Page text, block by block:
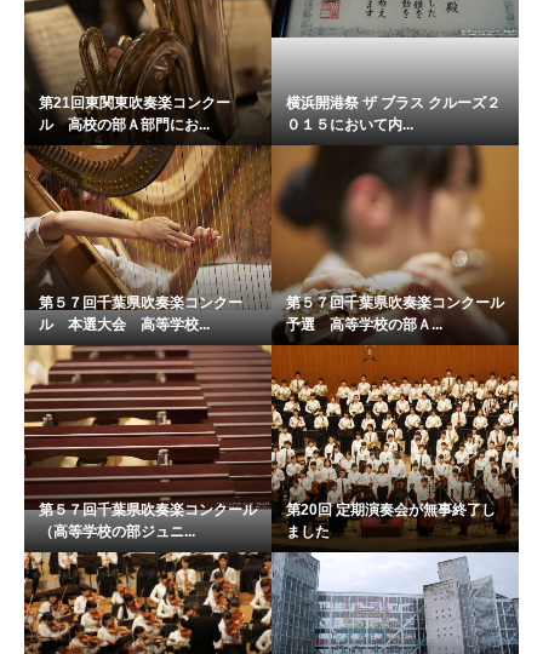
第21回東関東吹奏楽コンクー
ル 高校の部Ａ部門にお...
横浜開港祭 ザ ブラス クルーズ２
０１５において内...
第５７回千葉県吹奏楽コンクー
ル 本選大会 高等学校...
第５７回千葉県吹奏楽コンクール
予選 高等学校の部Ａ...
第５７回千葉県吹奏楽コンクール
（高等学校の部ジュニ...
第20回 定期演奏会が無事終了し
ました